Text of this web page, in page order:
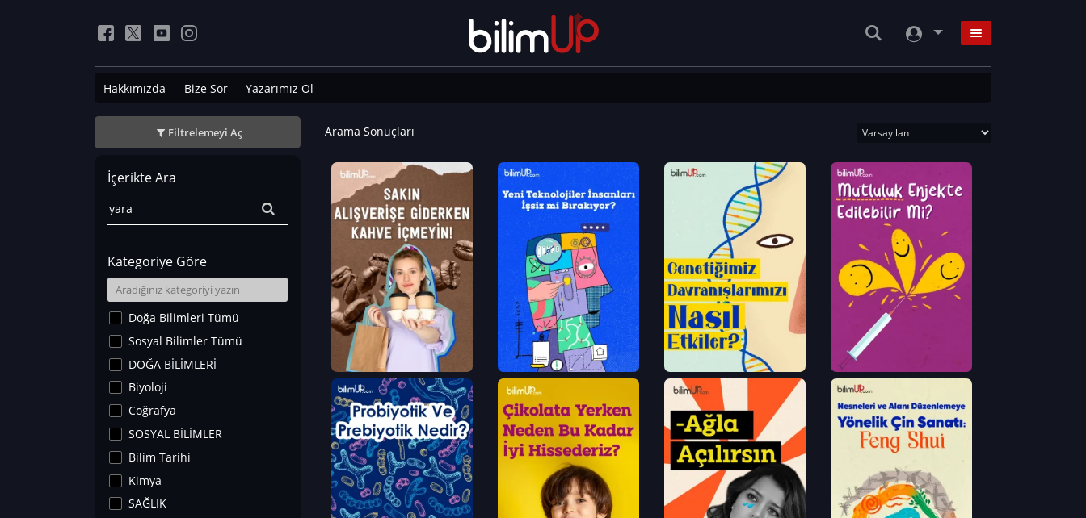
Hakkımızda Bize Sor Yazarımız Ol
Filtrelemeyi Aç
İçerikte Ara
Kategoriye Göre
Doğa Bilimleri Tümü
Sosyal Bilimler Tümü
DOĞA BİLİMLERİ
Biyoloji
Coğrafya
SOSYAL BİLİMLER
Bilim Tarihi
Kimya
SAĞLIK
Arama Sonuçları